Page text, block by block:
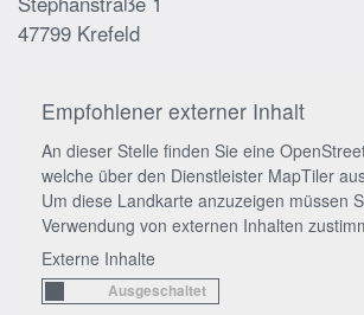
47799 Krefeld
Empfohlener externer Inhalt
An dieser Stelle finden Sie eine
welche über den Dienstleister MapTiler
Um diese Landkarte anzuzeigen müssen
Verwendung von externen Inhalten
Externe Inhalte